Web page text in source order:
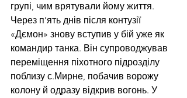
групі, чим врятували йому життя.
Через п’ять днів після контузії
«Дємон» знову вступив у бій уже як
командир танка. Він супроводжував
переміщення піхотного підрозділу
поблизу с.Мирне, побачив ворожу
колону й одразу відкрив вогонь. У